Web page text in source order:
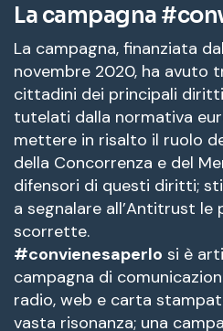
La campagna
La campagna, finanziata dal
novembre 2020, ha avuto
cittadini dei principali
tutelati dalla normativa
mettere in risalto il ruolo
della Concorrenza e del
difensori di questi diritti;
a segnalare all’Antitrust
scorrette.
#convienesaperlo si è
campagna di
radio, web e carta
vasta risonanza; una